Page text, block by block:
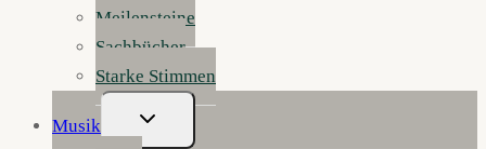
Meilensteine
Sachbücher
Starke Stimmen
Musik
Untermenü
Umschalten